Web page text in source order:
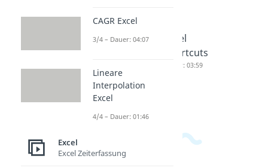
Excel
Achsenbe
schriftun
Dauer: 03:34
Excel
Datum
Excel
Shortcuts
Dauer: 03:59
CAGR Excel
3/4 – Dauer: 04:07
Lineare
Interpolation
Excel
4/4 – Dauer: 01:46
Excel
Excel Zeiterfassung